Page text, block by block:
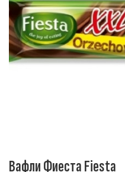
Вафли Фиеста Fiesta